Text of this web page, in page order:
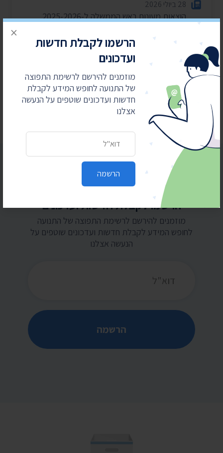
הרשמו לקבלת חדשות
ועדכונים
מוזמנים להירשם לרשימת התפוצה
של התנועה לחופש המידע לקבלת
חדשות ועדכונים שוטפים על הנעשה
אצלנו
הרשמה
×
28 ביולי 2026
הוצאות מעונות ראש הממשלה ל-2025-2026
הוועדה לחיוב אישי במשרד הפנים – התכנסה רק
פעמיים בשנה וחצי
בית המשפט: המשטרה תחשוף סעיפים בנהלי
הפרות סדר וחסימת צירים
הרשמו לקבלת חדשות ועדכונים
מוזמנים להירשם לרשימת התפוצה של התנועה
לחופש המידע לקבלת חדשות ועדכונים שוטפים על
הנעשה אצלנו
הרשמה